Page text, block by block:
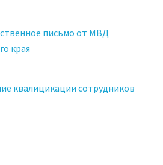
письмо от МВД
края
квалицикации сотрудников